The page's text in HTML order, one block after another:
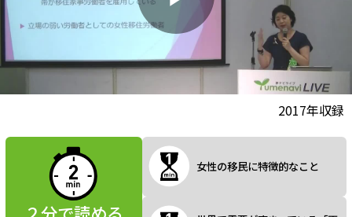
P
a
2017年収録
女性の移民に特徴的なこと